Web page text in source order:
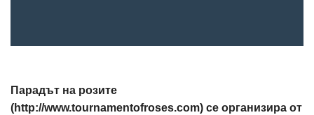
Парадът на розите
(http://www.tournamentofroses.com) се организира от